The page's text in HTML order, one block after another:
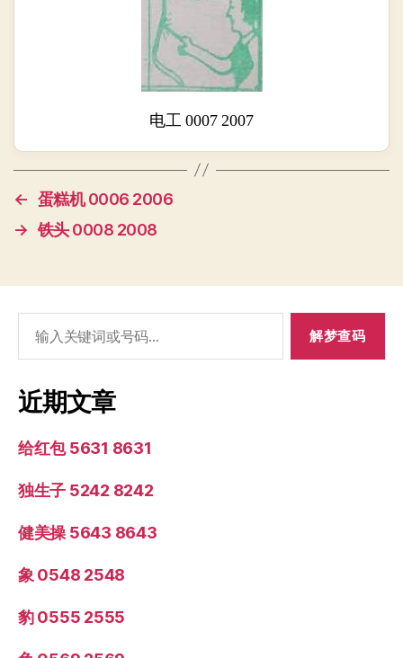
电工 0007 2007
← 蛋糕机 0006 2006
→ 铁头 0008 2008
索：
近期文章
给红包 5631 8631
独生子 5242 8242
健美操 5643 8643
象 0548 2548
豹 0555 2555